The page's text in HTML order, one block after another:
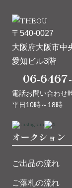
〒540-0027
大阪府大阪市中
愛知ビル3階
06-
電話お問い合わせ
平日10時～18時
オークション
ご出品の流れ
ご落札の流れ